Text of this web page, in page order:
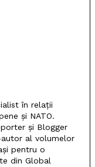
în relații
și NATO.
și Blogger
al volumelor
pentru o
din Global